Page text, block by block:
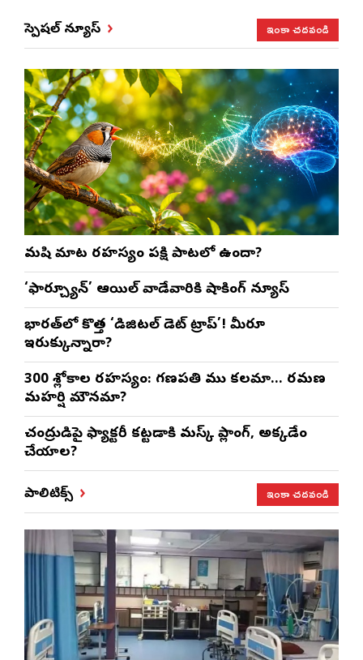
స్పెషల్ న్యూస్ ఇంకా చదవండి
మనిషి మాట రహస్యం పక్షి పాటలో ఉందా?
‘ఫార్చ్యూన్’ ఆయిల్ వాడేవారికి షాకింగ్ న్యూస్
భారత్‌లో కొత్త ‘డిజిటల్ డెట్ ట్రాప్’! మీరూ
ఇరుక్కున్నారా?
300 శ్లోకాల రహస్యం: గణపతి ముని కలమా… రమణ
మహర్షి మౌనమా?
చంద్రుడిపై ఫ్యాక్టరీ కట్టడానికి మస్క్ ప్లానింగ్, అక్కడేం
చేయాలని?
పాలిటిక్స్ ఇంకా చదవండి